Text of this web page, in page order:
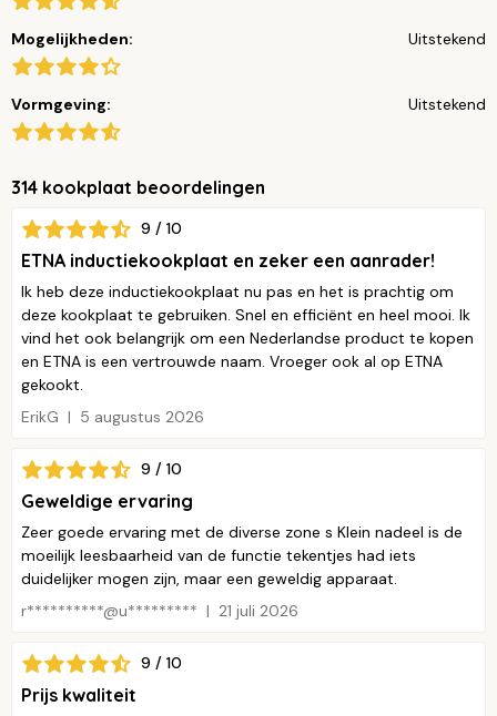
Mogelijkheden: Uitstekend
Vormgeving: Uitstekend
314 kookplaat beoordelingen
9 / 10
ETNA inductiekookplaat en zeker een aanrader!
Ik heb deze inductiekookplaat nu pas en het is prachtig om
deze kookplaat te gebruiken. Snel en efficiënt en heel mooi. Ik
vind het ook belangrijk om een Nederlandse product te kopen
en ETNA is een vertrouwde naam. Vroeger ook al op ETNA
gekookt.
ErikG
5 augustus 2026
9 / 10
Geweldige ervaring
Zeer goede ervaring met de diverse zone s Klein nadeel is de
moeilijk leesbaarheid van de functie tekentjes had iets
duidelijker mogen zijn, maar een geweldig apparaat.
r**********@u*********
21 juli 2026
9 / 10
Prijs kwaliteit